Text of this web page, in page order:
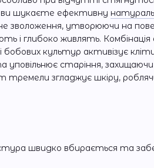
ви шукаєте ефективну
зволоження, утворюючи на
і глибоко живлять.
і бобових культур активізує
старіння, захищаючи
тремели згладжує шкіру,
швидко вбирається та